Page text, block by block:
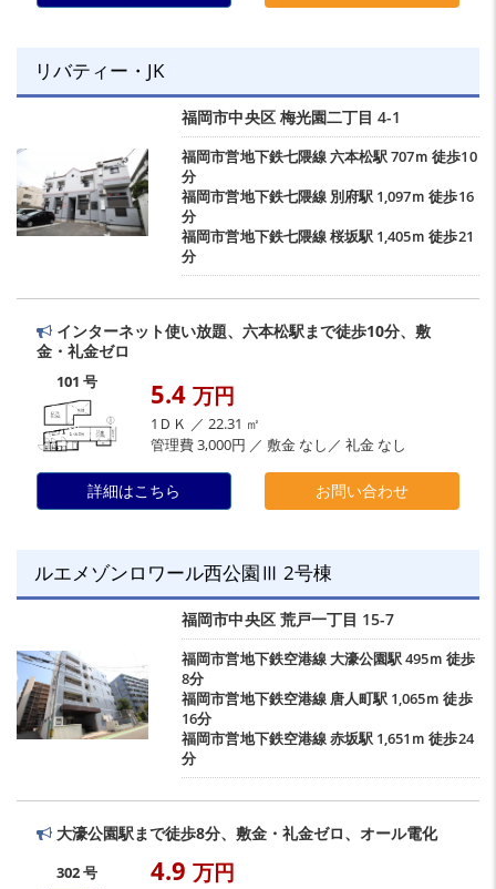
リバティー・JK
福岡市中央区 梅光園二丁目 4-1
福岡市営地下鉄七隈線六本松駅707ｍ 徒歩10
分
福岡市営地下鉄七隈線 別府駅 1,097ｍ 徒歩16
分
福岡市営地下鉄七隈線桜坂駅 1,405ｍ 徒歩21
分
インターネット使い放題、六本松駅まで徒歩10分、敷
金・礼金ゼロ
101 号 5.4 万円
1ＤＫ ／ 22.31 ㎡
管理費 3,000円 ／ 敷金 なし／ 礼金 なし
詳細はこちら お問い合わせ
ルエメゾンロワール西公園Ⅲ 2号棟
福岡市中央区 荒戸一丁目 15-7
福岡市営地下鉄空港線大濠公園駅495ｍ 徒歩
8分
福岡市営地下鉄空港線 唐人町駅 1,065ｍ 徒歩
16分
福岡市営地下鉄空港線赤坂駅 1,651ｍ 徒歩24
分
大濠公園駅まで徒歩8分、敷金・礼金ゼロ、オール電化
302 号 4.9 万円